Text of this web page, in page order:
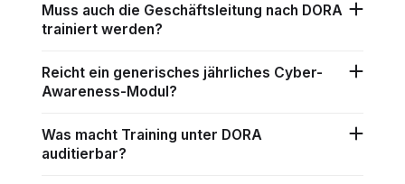
Muss auch die Geschäftsleitung nach DORA
trainiert werden?
Reicht ein generisches jährliches Cyber-
Awareness-Modul?
Was macht Training unter DORA
auditierbar?